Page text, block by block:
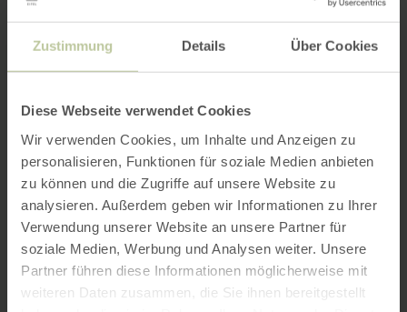
Zustimmung Details Über Cookies
Diese Webseite verwendet Cookies
Wir verwenden Cookies, um Inhalte und Anzeigen zu
personalisieren, Funktionen für soziale Medien anbieten
zu können und die Zugriffe auf unsere Website zu
analysieren. Außerdem geben wir Informationen zu Ihrer
Verwendung unserer Website an unsere Partner für
soziale Medien, Werbung und Analysen weiter. Unsere
Partner führen diese Informationen möglicherweise mit
weiteren Daten zusammen, die Sie ihnen bereitgestellt